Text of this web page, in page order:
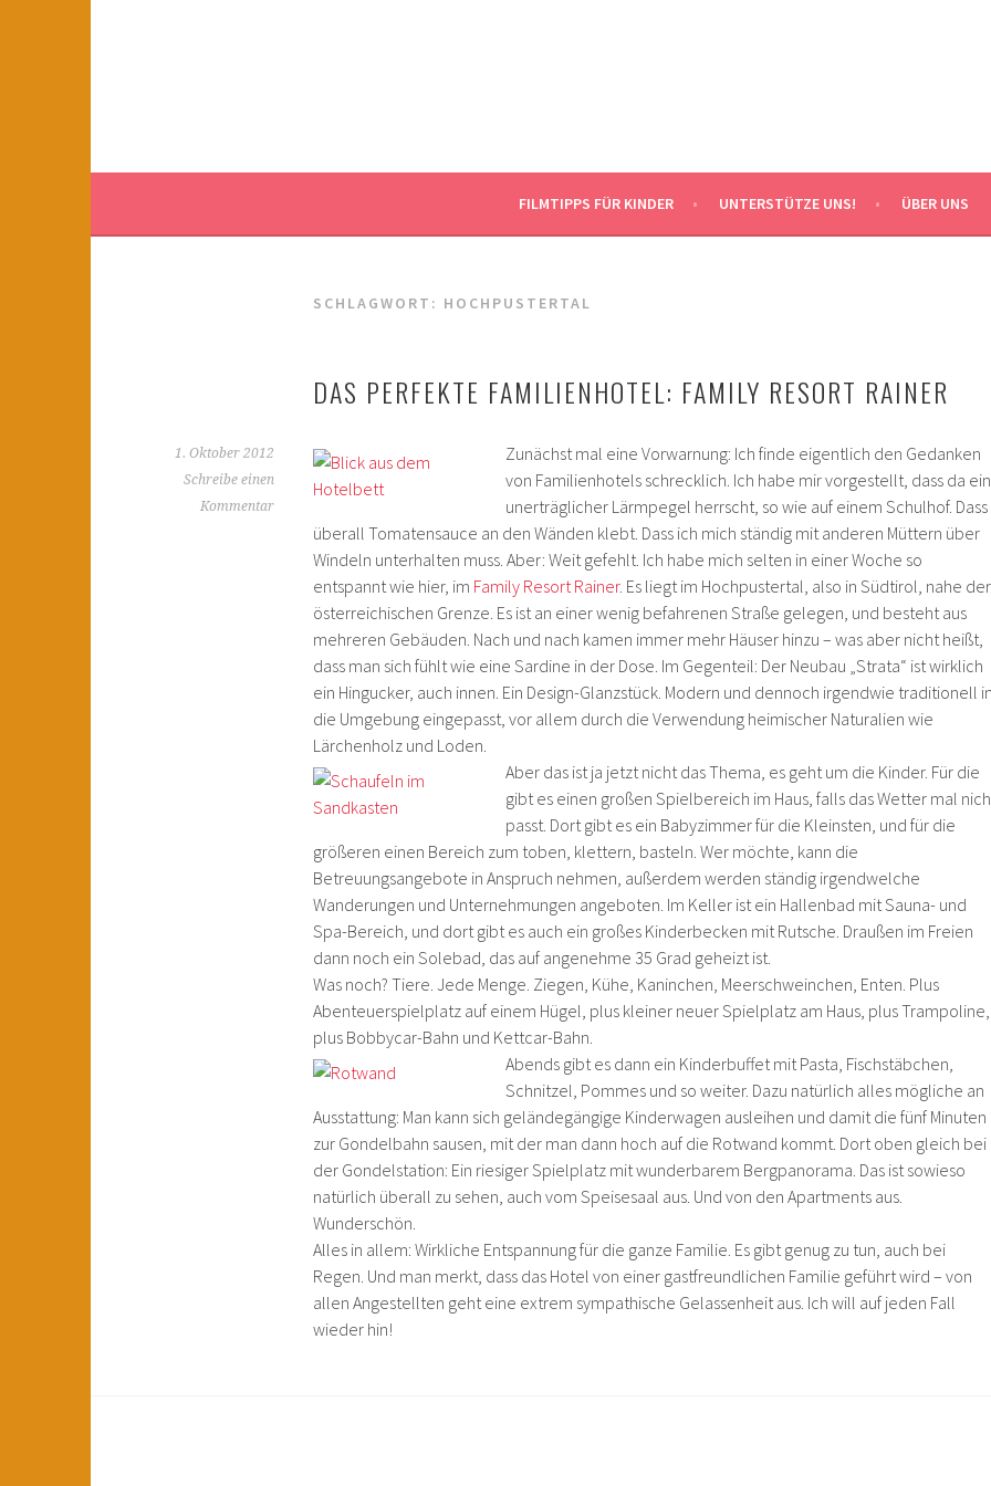
FILMTIPPS FÜR KINDER UNTERSTÜTZE UNS! ÜBER UNS
SCHLAGWORT: HOCHPUSTERTAL
DAS PERFEKTE FAMILIENHOTEL: FAMILY RESORT RAINER
1. Oktober 2012
Schreibe einen
Kommentar
Zunächst mal eine Vorwarnung: Ich finde eigentlich den Gedanken
von Familienhotels schrecklich. Ich habe mir vorgestellt, dass da ein
unerträglicher Lärmpegel herrscht, so wie auf einem Schulhof. Dass
überall Tomatensauce an den Wänden klebt. Dass ich mich ständig mit anderen Müttern über
Windeln unterhalten muss. Aber: Weit gefehlt. Ich habe mich selten in einer Woche so
entspannt wie hier, im Family Resort Rainer. Es liegt im Hochpustertal, also in Südtirol, nahe der
österreichischen Grenze. Es ist an einer wenig befahrenen Straße gelegen, und besteht aus
mehreren Gebäuden. Nach und nach kamen immer mehr Häuser hinzu – was aber nicht heißt,
dass man sich fühlt wie eine Sardine in der Dose. Im Gegenteil: Der Neubau „Strata“ ist wirklich
ein Hingucker, auch innen. Ein Design-Glanzstück. Modern und dennoch irgendwie traditionell
die Umgebung eingepasst, vor allem durch die Verwendung heimischer Naturalien wie
Lärchenholz und Loden.
Aber das ist ja jetzt nicht das Thema, es geht um die Kinder. Für die
gibt es einen großen Spielbereich im Haus, falls das Wetter mal
passt. Dort gibt es ein Babyzimmer für die Kleinsten, und für die
größeren einen Bereich zum toben, klettern, basteln. Wer möchte, kann die
Betreuungsangebote in Anspruch nehmen, außerdem werden ständig irgendwelche
Wanderungen und Unternehmungen angeboten. Im Keller ist ein Hallenbad mit Sauna- und
Spa-Bereich, und dort gibt es auch ein großes Kinderbecken mit Rutsche. Draußen im Freien
dann noch ein Solebad, das auf angenehme 35 Grad geheizt ist.
Was noch? Tiere. Jede Menge. Ziegen, Kühe, Kaninchen, Meerschweinchen, Enten. Plus
Abenteuerspielplatz auf einem Hügel, plus kleiner neuer Spielplatz am Haus, plus Trampoline,
plus Bobbycar-Bahn und Kettcar-Bahn.
Abends gibt es dann ein Kinderbuffet mit Pasta, Fischstäbchen,
Schnitzel, Pommes und so weiter. Dazu natürlich alles mögliche an
Ausstattung: Man kann sich geländegängige Kinderwagen ausleihen und damit die fünf Minuten
zur Gondelbahn sausen, mit der man dann hoch auf die Rotwand kommt. Dort oben gleich bei
der Gondelstation: Ein riesiger Spielplatz mit wunderbarem Bergpanorama. Das ist sowieso
natürlich überall zu sehen, auch vom Speisesaal aus. Und von den Apartments aus.
Wunderschön.
Alles in allem: Wirkliche Entspannung für die ganze Familie. Es gibt genug zu tun, auch bei
Regen. Und man merkt, dass das Hotel von einer gastfreundlichen Familie geführt wird – von
allen Angestellten geht eine extrem sympathische Gelassenheit aus. Ich will auf jeden Fall
wieder hin!